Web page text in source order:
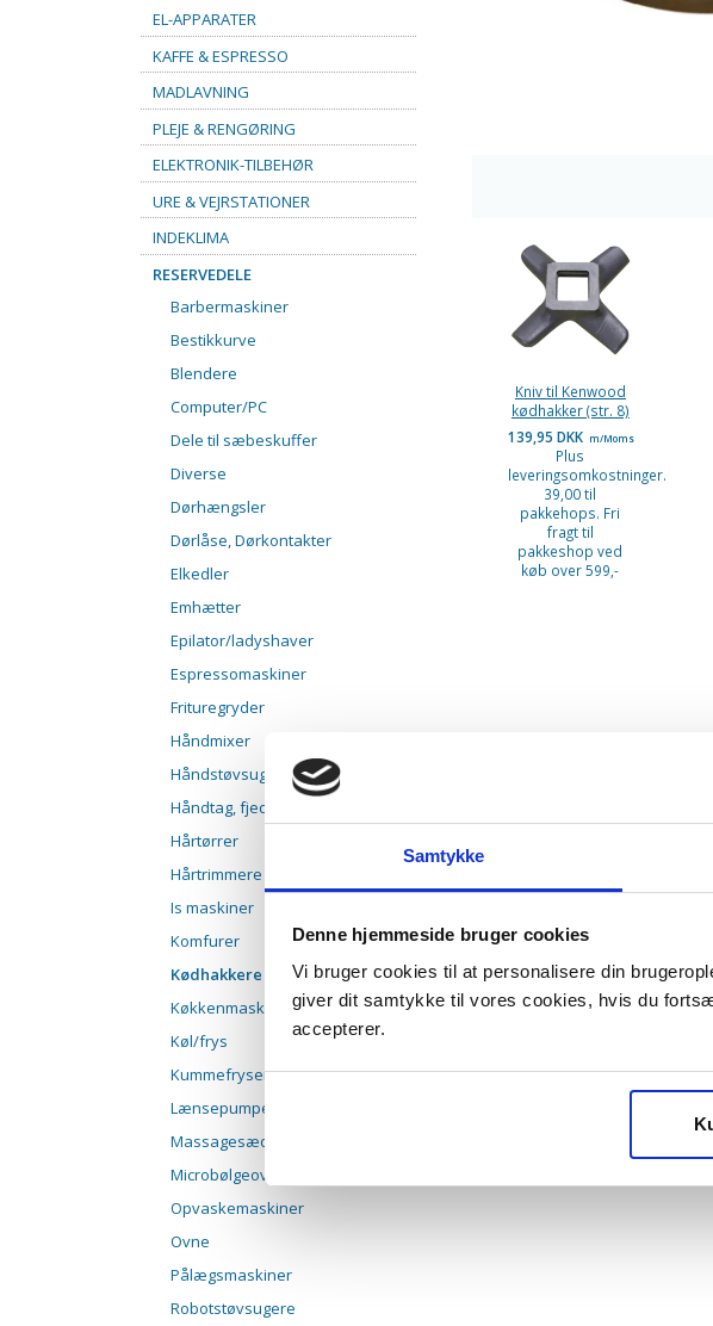
Samtykke
Denne hjemmeside bruger cookies
Vi bruger cookies til at personalisere din
giver dit samtykke til vores cookies, hvis du
accepterer.
EL-APPARATER
KAFFE & ESPRESSO
MADLAVNING
PLEJE & RENGØRING
ELEKTRONIK-TILBEHØR
URE & VEJRSTATIONER
INDEKLIMA
RESERVEDELE
Barbermaskiner
Bestikkurve
Blendere
Computer/PC
Dele til sæbeskuffer
Diverse
Dørhængsler
Dørlåse, Dørkontakter
Elkedler
Emhætter
Epilator/ladyshaver
Espressomaskiner
Frituregryder
Håndmixer
Håndstøvsugere
Håndtag, fjedre, paler
Hårtørrer
Hårtrimmere
Is maskiner
Komfurer
Kødhakkere
Køkkenmaskiner
Køl/frys
Kummefrysere
Massagesæde
Microbølgeovne
Opvaskemaskiner
Ovne
Pålægsmaskiner
Robotstøvsugere
Kniv til Kenwood
kødhakker (str. 8)
139,95 DKK m/Moms
Plus
leveringsomkostninger.
39,00 til
pakkehops. Fri
fragt til
pakkeshop ved
køb over 599,-